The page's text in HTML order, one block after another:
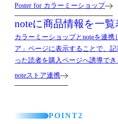
Poster for カラーミーショップ
noteに商品情報を一覧
カラーミーショップとnoteを連携
ア」ページに表示することで、
った読者を購入ページへ誘導でき
noteストア連携
POINT2